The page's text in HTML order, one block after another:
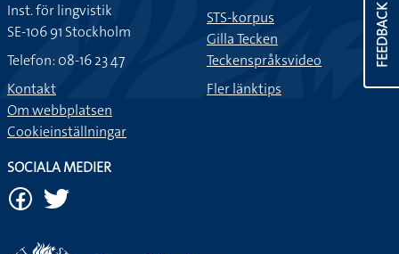
FEEDBACK
Inst. för lingvistik
SE-106 91 Stockholm
Telefon: 08-16 23 47
Kontakt
Om webbplatsen
Cookieinställningar
STS-korpus
Gilla Tecken
Teckenspråksvideo
Fler länktips
SOCIALA MEDIER